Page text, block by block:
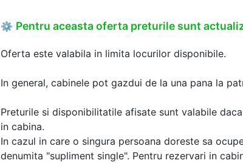
⚙ Pentru aceasta oferta preturile sunt
Oferta este valabila in limita locurilor disponibile.
In general, cabinele pot gazdui de la una pana la
Preturile si disponibilitatile afisate sunt valabile
in cabina.
In cazul in care o singura persoana doreste sa
denumita "supliment single". Pentru rezervari in